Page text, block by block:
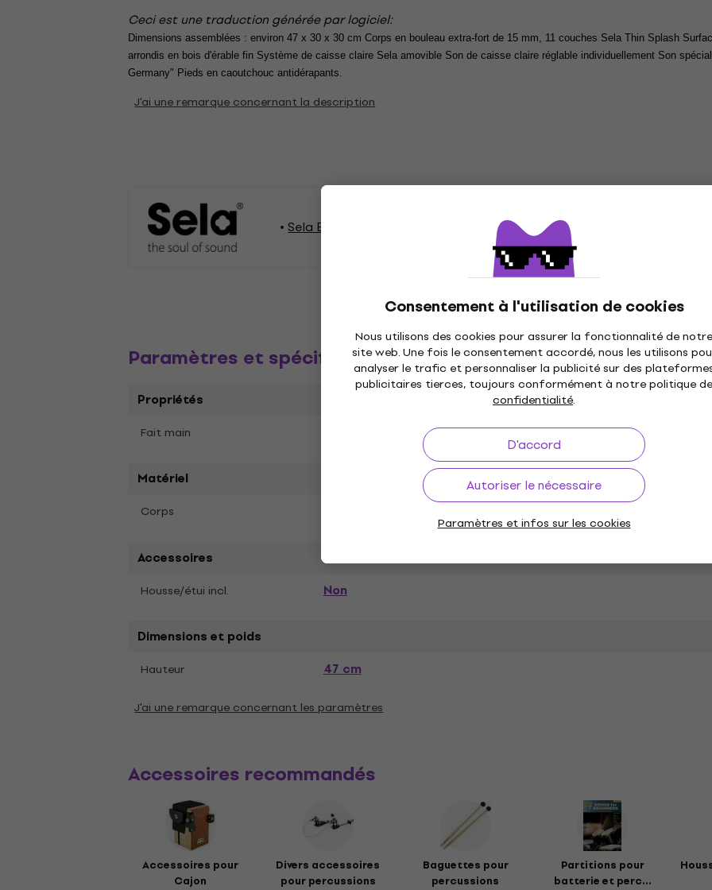
Consentement à l'utilisation de cookies
Nous utilisons des cookies pour assurer la fonctionnalité de notre
site web. Une fois le consentement accordé, nous les utilisons
analyser le trafic et personnaliser la publicité sur des
publicitaires tierces, toujours conformément à notre politique de
confidentialité.
D'accord
Autoriser le nécessaire
Paramètres et infos sur les cookies
Ceci est une traduction générée par logiciel:
Dimensions assemblées : environ 47 x 30 x 30 cm Corps en bouleau extra-fort de 15 mm, 11 couches Sela Thin Splash
arrondis en bois d'érable fin Système de caisse claire Sela amovible Son de caisse claire réglable individuellement Son
Germany" Pieds en caoutchouc antidérapants.
J'ai une remarque concernant la description
Sela Batteries Sela Percussions Sela Cajons
Paramètres et spécifications
Propriétés
Fait main
Matériel
Corps
Accessoires
Housse/étui incl. Non
Dimensions et poids
Hauteur 47 cm
J'ai une remarque concernant les paramètres
Accessoires recommandés
Accessoires pour
Cajon
Divers accessoires
pour percussions
Baguettes pour
percussions
Partitions pour
batterie et perc...